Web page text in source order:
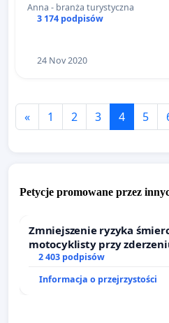
Anna - branża turystyczna
3 174 podpisów
24 Nov 2020
« 1 2 3 4 5
Petycje promowane przez
Zmniejszenie ryzyka
motocyklisty przy
energochłonną
2 403 podpisów
Informacja o przejrzystości